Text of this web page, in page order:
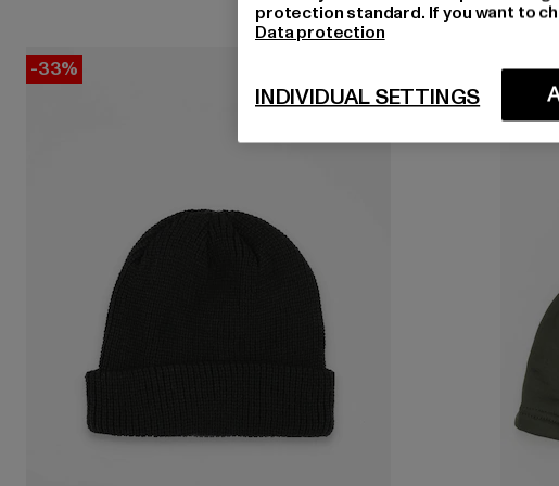
-33% -20%
protection standard. If you want to
Data protection
INDIVIDUAL SETTINGS